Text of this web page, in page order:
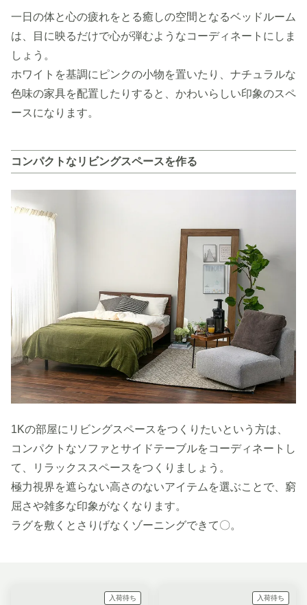
一日の体と心の疲れをとる癒しの空間となるベッドルーム
は、目に映るだけで心が弾むようなコーディネートにしま
しょう。
ホワイトを基調にピンクの小物を置いたり、ナチュラルな
色味の家具を配置したりすると、かわいらしい印象のスペ
ースになります。
コンパクトなリビングスペースを作る
1Kの部屋にリビングスペースをつくりたいという方は、
コンパクトなソファとサイドテーブルをコーディネートし
て、リラックススペースをつくりましょう。
極力視界を遮らない高さのないアイテムを選ぶことで、窮
屈さや雑多な印象がなくなります。
ラグを敷くとさりげなくゾーニングできて〇。
入荷待ち 入荷待ち